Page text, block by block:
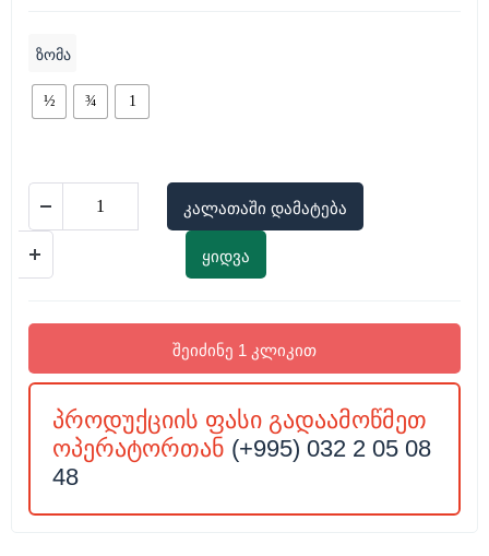
ზომა
½ ¾ 1
კალათაში დამატება
ყიდვა
შეიძინე 1 კლიკით
პროდუქციის ფასი გადაამოწმეთ
ოპერატორთან (+995) 032 2 05 08
48